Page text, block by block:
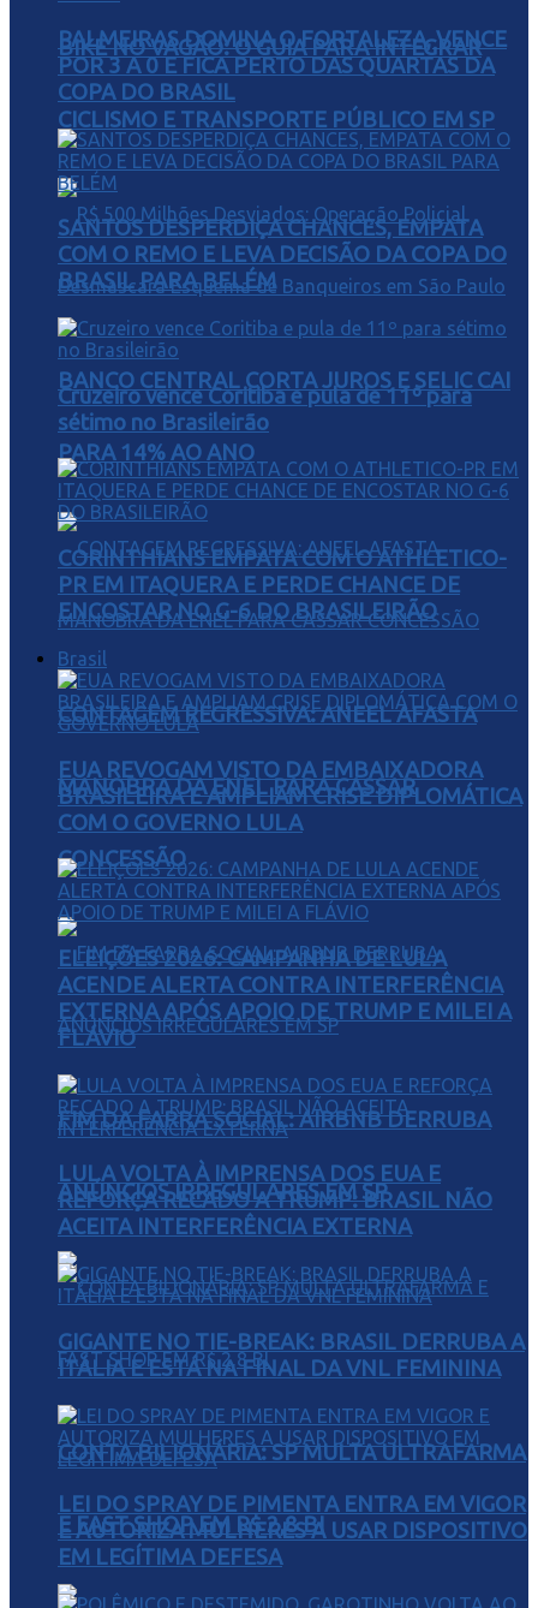
BIKE NO VAGÃO: O GUIA PARA INTEGRAR
CICLISMO E TRANSPORTE PÚBLICO EM SP
BANCO CENTRAL CORTA JUROS E SELIC CAI
PARA 14% AO ANO
CONTAGEM REGRESSIVA: ANEEL AFASTA
MANOBRA DA ENEL PARA CASSAR
CONCESSÃO
FIM DA FARRA SOCIAL: AIRBNB DERRUBA
ANÚNCIOS IRREGULARES EM SP
CONTA BILIONÁRIA: SP MULTA ULTRAFARMA
E FAST SHOP EM R$ 2,8 BI
PALMEIRAS DOMINA O FORTALEZA, VENCE
POR 3 A 0 E FICA PERTO DAS QUARTAS DA
COPA DO BRASIL
SANTOS DESPERDIÇA CHANCES, EMPATA
COM O REMO E LEVA DECISÃO DA COPA DO
BRASIL PARA BELÉM
Cruzeiro vence Coritiba e pula de 11º para
sétimo no Brasileirão
CORINTHIANS EMPATA COM O ATHLETICO-
PR EM ITAQUERA E PERDE CHANCE DE
ENCOSTAR NO G-6 DO BRASILEIRÃO
Brasil
EUA REVOGAM VISTO DA EMBAIXADORA
BRASILEIRA E AMPLIAM CRISE DIPLOMÁTICA
COM O GOVERNO LULA
ELEIÇÕES 2026: CAMPANHA DE LULA
ACENDE ALERTA CONTRA INTERFERÊNCIA
EXTERNA APÓS APOIO DE TRUMP E MILEI A
FLÁVIO
LULA VOLTA À IMPRENSA DOS EUA E
REFORÇA RECADO A TRUMP: BRASIL NÃO
ACEITA INTERFERÊNCIA EXTERNA
GIGANTE NO TIE-BREAK: BRASIL DERRUBA A
ITÁLIA E ESTÁ NA FINAL DA VNL FEMININA
LEI DO SPRAY DE PIMENTA ENTRA EM VIGOR
E AUTORIZA MULHERES A USAR DISPOSITIVO
EM LEGÍTIMA DEFESA